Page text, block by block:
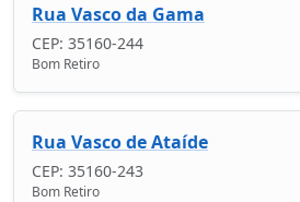
Rua Vasco da Gama
CEP: 35160-244
Bom Retiro
Rua Vasco de Ataíde
CEP: 35160-243
Bom Retiro